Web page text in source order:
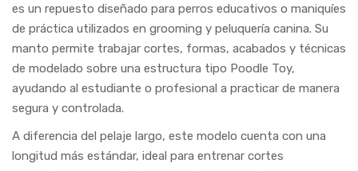
es un repuesto diseñado para perros educativos o maniquíes
de práctica utilizados en grooming y peluquería canina. Su
manto permite trabajar cortes, formas, acabados y técnicas
de modelado sobre una estructura tipo Poodle Toy,
ayudando al estudiante o profesional a practicar de manera
segura y controlada.
A diferencia del pelaje largo, este modelo cuenta con una
longitud más estándar, ideal para entrenar cortes